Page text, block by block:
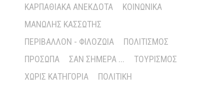
ΚΑΡΠΑΘΙΑΚΆ ΑΝΈΚΔΟΤΑ
ΚΟΙΝΩΝΙΚΆ
ΜΑΝΏΛΗΣ ΚΑΣΣΏΤΗΣ
ΠΕΡΙΒΆΛΛΟΝ - ΦΙΛΟΖΩΊΑ
ΠΟΛΙΤΙΣΜΌΣ
ΠΡΌΣΩΠΑ
ΣΑΝ ΣΉΜΕΡΑ ...
ΤΟΥΡΙΣΜΌΣ
ΧΩΡΊΣ ΚΑΤΗΓΟΡΊΑ
ΠΟΛΙΤΙΚΉ